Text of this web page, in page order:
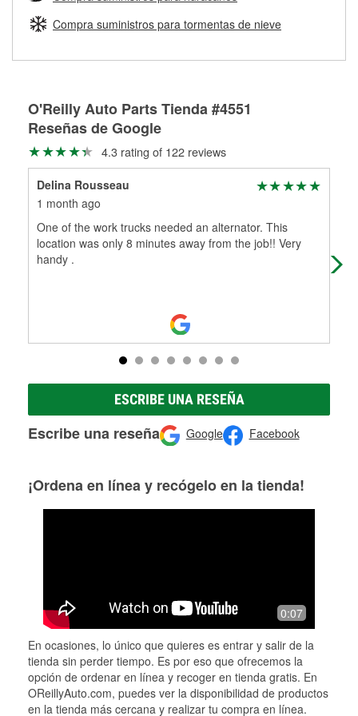
Herramientas de O'Reilly
pueden ser reutilizados, podemos ayudarte a encontrar las
partes de reemplazo correctas para tu reparación.
Rectificación de tambores y discos de freno
Compra suministros para tormentas de nieve
O'Reilly Auto Parts Tienda #4551
Reseñas de Google
4.3 rating of 122 reviews
Delina Rousseau
1 month ago
One of the work trucks needed an alternator. This
location was only 8 minutes away from the job!! Very
handy .
ESCRIBE UNA RESEÑA
Escribe una reseña Google Facebook
¡Ordena en línea y recógelo en la tienda!
0:07
En ocasiones, lo único que quieres es entrar y salir de la
tienda sin perder tiempo. Es por eso que ofrecemos la
opción de ordenar en línea y recoger en tienda gratis. En
OReillyAuto.com, puedes ver la disponibilidad de productos
en la tienda más cercana y realizar tu compra en línea.